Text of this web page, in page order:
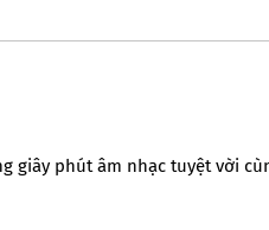
giây phút âm nhạc tuyệt vời